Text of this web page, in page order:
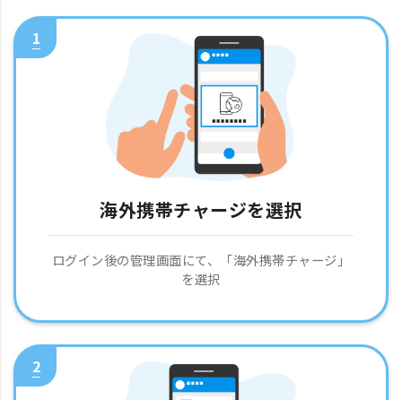
1
海外携帯チャージを選択
ログイン後の管理画面にて、「海外携帯チャージ」
を選択
2